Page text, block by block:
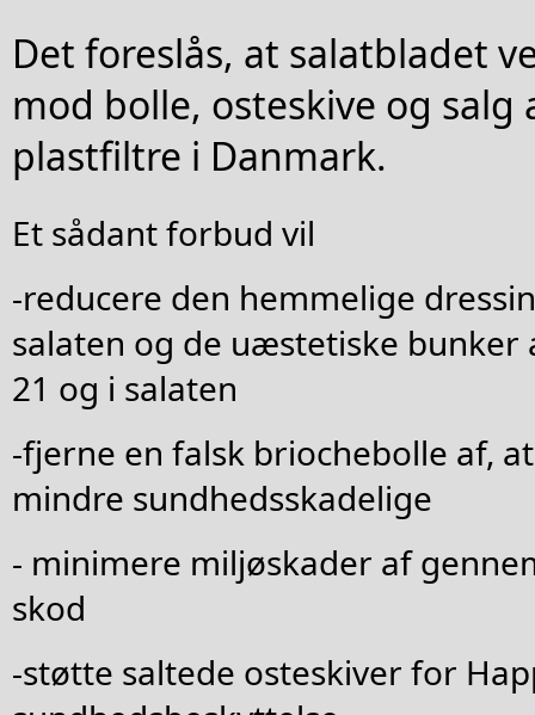
Det foreslås, at salatbladet
mod bolle, osteskive og salg
plastfiltre i Danmark.
Et sådant forbud vil
-reducere den hemmelige
salaten og de uæstetiske bunker
21 og i salaten
-fjerne en falsk briochebolle af,
mindre sundhedsskadelige
- minimere miljøskader af
skod
-støtte saltede osteskiver for